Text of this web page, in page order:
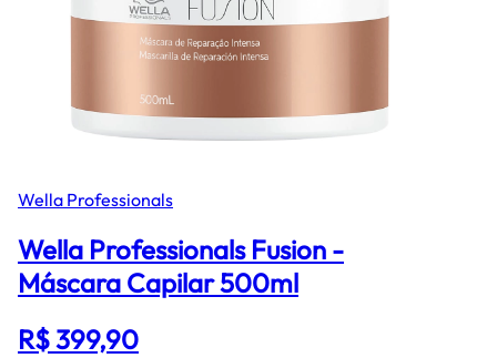
Wella Professionals
Wella Professionals Fusion -
Máscara Capilar 500ml
R$ 399,90